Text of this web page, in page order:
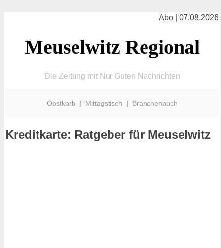
Abo | 07.08.2026
Meuselwitz Regional
Die Zeitung mit Nur Guten Nachrichten
Obstkorb | Mittagstisch | Branchenbuch
Kreditkarte: Ratgeber für Meuselwitz